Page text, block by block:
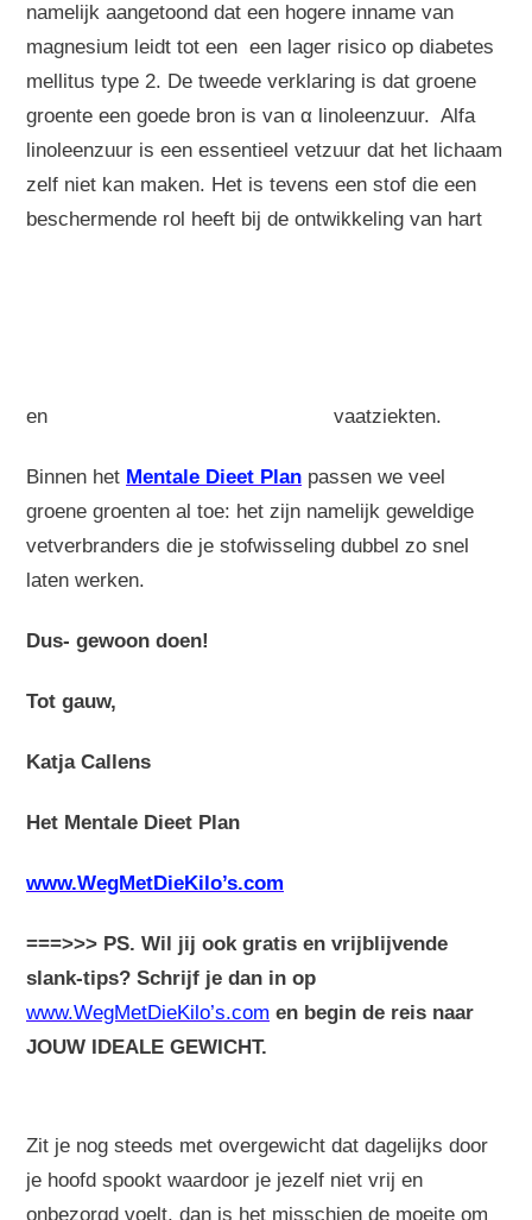
namelijk aangetoond dat een hogere inname van
magnesium leidt tot een een lager risico op diabetes
mellitus type 2. De tweede verklaring is dat groene
groente een goede bron is van α linoleenzuur. Alfa
linoleenzuur is een essentieel vetzuur dat het lichaam
zelf niet kan maken. Het is tevens een stof die een
beschermende rol heeft bij de ontwikkeling van hart
en vaatziekten.
Binnen het Mentale Dieet Plan passen we veel
groene groenten al toe: het zijn namelijk geweldige
vetverbranders die je stofwisseling dubbel zo snel
laten werken.
Dus- gewoon doen!
Tot gauw,
Katja Callens
Het Mentale Dieet Plan
www.WegMetDieKilo’s.com
===>>> PS. Wil jij ook gratis en vrijblijvende
slank-tips? Schrijf je dan in op
www.WegMetDieKilo’s.com en begin de reis naar
JOUW IDEALE GEWICHT.
Zit je nog steeds met overgewicht dat dagelijks door
je hoofd spookt waardoor je jezelf niet vrij en
onbezorgd voelt, dan is het misschien de moeite om